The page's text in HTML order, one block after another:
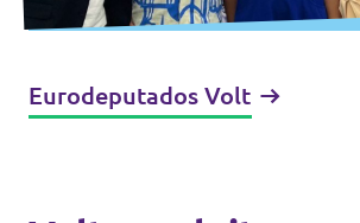
Eurodeputados Volt